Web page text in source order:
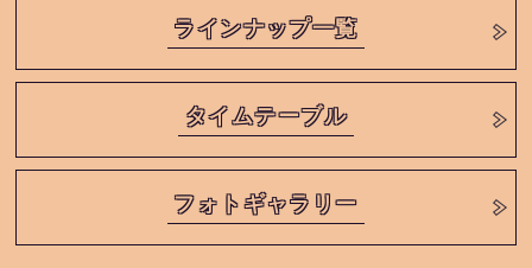
ラインナップ一覧
タイムテーブル
フォトギャラリー